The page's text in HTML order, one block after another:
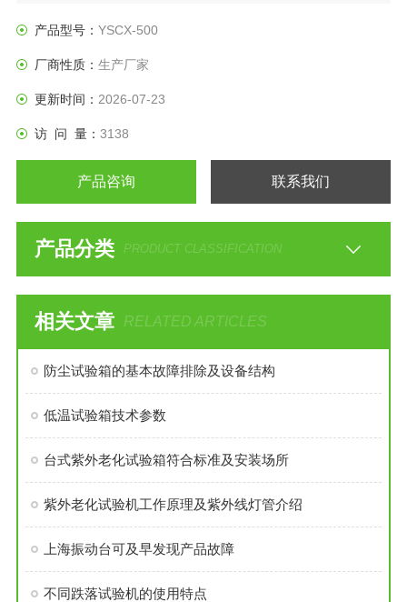
吸气孔旁
产品型号： YSCX-500
厂商性质： 生产厂家
更新时间： 2026-07-23
访 问 量： 3138
产品咨询 联系我们
产品分类 PRODUCT CLASSIFICATION
相关文章 RELATED ARTICLES
防尘试验箱的基本故障排除及设备结构
低温试验箱技术参数
台式紫外老化试验箱符合标准及安装场所
紫外老化试验机工作原理及紫外线灯管介绍
上海振动台可及早发现产品故障
不同跌落试验机的使用特点